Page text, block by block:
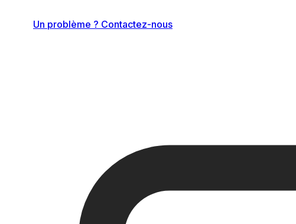
Un problème ? Contactez-nous